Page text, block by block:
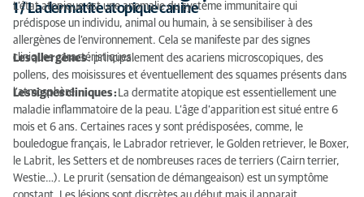
Les dermatites allergiques
Les dermatites a malassezia
Les pyodermites superficielles et profondes
Les demodecies
Dermatoses auto-immunes
Les tumeurs cutanées
1 / La dermatite atopique canine
L’état atopique est une anomalie du système immunitaire qui
prédispose un individu, animal ou humain, à se sensibiliser à des
allergènes de l’environnement. Cela se manifeste par des signes
cliniques caractéristiques.
Les allergènes: principalement des acariens microscopiques, des
pollens, des moisissures et éventuellement des squames présents dans
l’atmosphère.
Les signes cliniques : La dermatite atopique est essentiellement une
maladie inflammatoire de la peau. L’âge d’apparition est situé entre 6
mois et 6 ans. Certaines races y sont prédisposées, comme, le
bouledogue français, le Labrador retriever, le Golden retriever, le Boxer,
le Labrit, les Setters et de nombreuses races de terriers (Cairn terrier,
Westie…). Le prurit (sensation de démangeaison) est un symptôme